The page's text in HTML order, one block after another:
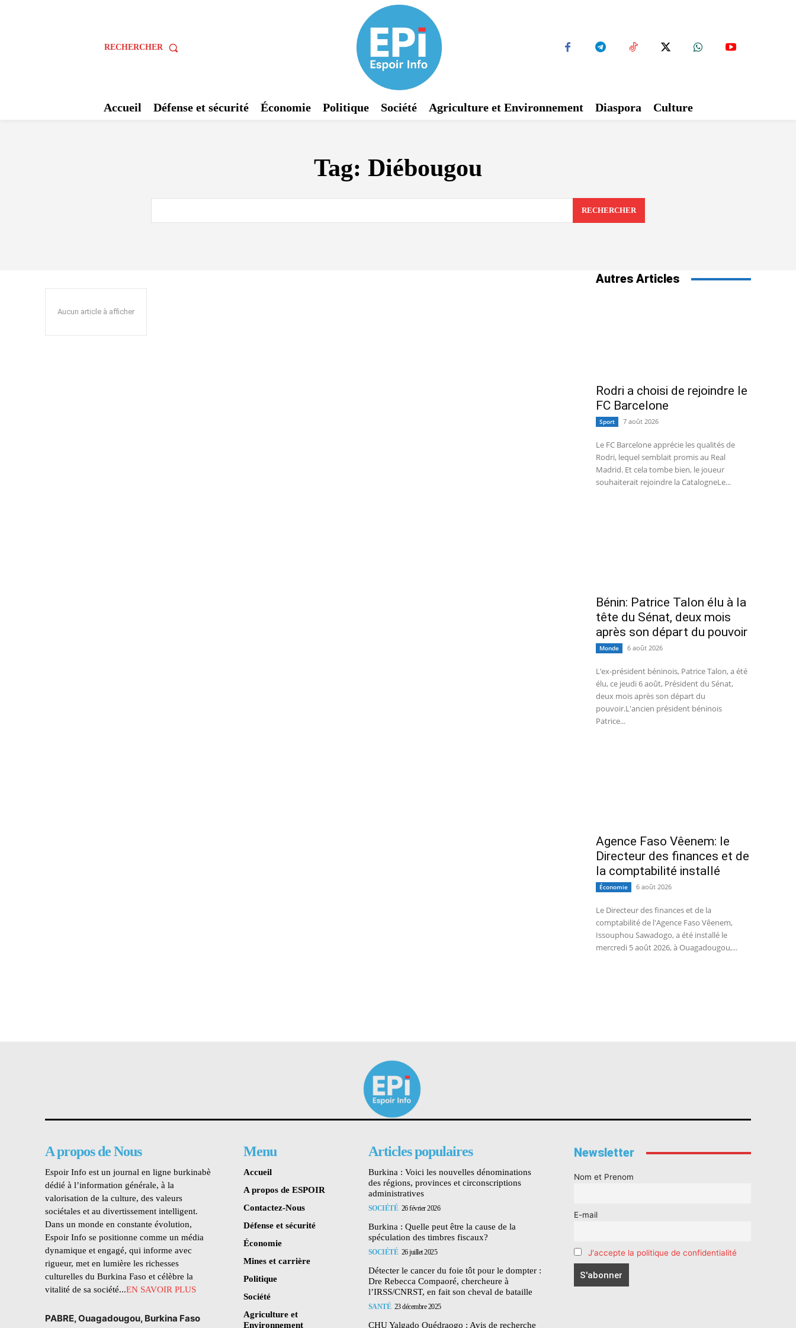
RECHERCHER
Accueil Défense et sécurité Économie Politique Société Agriculture et Environnement Diaspora Culture
Tag: Diébougou
RECHERCHER
Aucun article à afficher
Autres Articles
Rodri a choisi de rejoindre le
FC Barcelone
Sport 7 août 2026
Le FC Barcelone apprécie les qualités de
Rodri, lequel semblait promis au Real
Madrid. Et cela tombe bien, le joueur
souhaiterait rejoindre la CatalogneLe...
Bénin: Patrice Talon élu à la
tête du Sénat, deux mois
après son départ du pouvoir
Monde 6 août 2026
L’ex-président béninois, Patrice Talon, a été
élu, ce jeudi 6 août, Président du Sénat,
deux mois après son départ du
pouvoir.L'ancien président béninois
Patrice...
Agence Faso Vêenem: le
Directeur des finances et de
la comptabilité installé
Économie 6 août 2026
Le Directeur des finances et de la
comptabilité de l'Agence Faso Vêenem,
Issouphou Sawadogo, a été installé le
mercredi 5 août 2026, à Ouagadougou,...
A propos de Nous
Espoir Info est un journal en ligne burkinabè
dédié à l’information générale, à la
valorisation de la culture, des valeurs
sociétales et au divertissement intelligent.
Dans un monde en constante évolution,
Espoir Info se positionne comme un média
dynamique et engagé, qui informe avec
rigueur, met en lumière les richesses
culturelles du Burkina Faso et célèbre la
vitalité de sa société...EN SAVOIR PLUS
PABRE, Ouagadougou, Burkina Faso
Menu
Accueil
A propos de ESPOIR
Contactez-Nous
Défense et sécurité
Économie
Mines et carrière
Politique
Société
Agriculture et
Environnement
Articles populaires
Burkina : Voici les nouvelles dénominations
des régions, provinces et circonscriptions
administratives
SOCIÉTÉ 26 février 2026
Burkina : Quelle peut être la cause de la
spéculation des timbres fiscaux?
SOCIÉTÉ 26 juillet 2025
Détecter le cancer du foie tôt pour le dompter :
Dre Rebecca Compaoré, chercheure à
l’IRSS/CNRST, en fait son cheval de bataille
SANTÉ 23 décembre 2025
CHU Yalgado Ouédraogo : Avis de recherche
Newsletter
Nom et Prenom
E-mail
J'accepte la politique de confidentialité